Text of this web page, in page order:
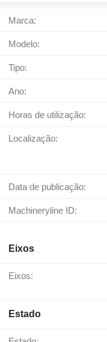
Marca:
Modelo:
Tipo:
Ano:
Horas de utilização:
Localização:
Data de publicação:
Machineryline ID:
Eixos
Eixos:
Estado